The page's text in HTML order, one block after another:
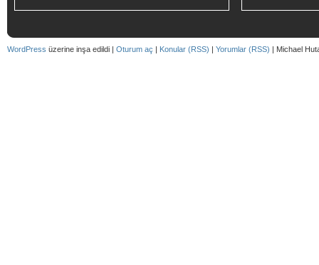
WordPress üzerine inşa edildi | Oturum aç | Konular (RSS) | Yorumlar (RSS) | Michael